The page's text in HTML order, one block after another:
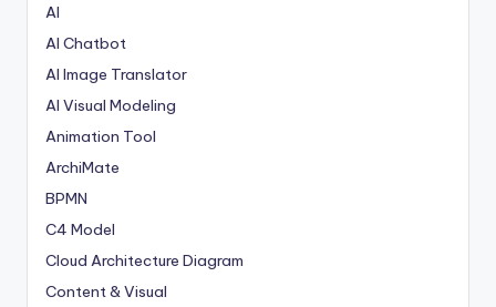
AI
AI Chatbot
AI Image Translator
AI Visual Modeling
Animation Tool
ArchiMate
BPMN
C4 Model
Cloud Architecture Diagram
Content & Visual